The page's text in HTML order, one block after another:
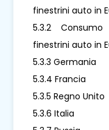
finestrini auto in
5.3.2
finestrini auto in
5.3.3 Germania
5.3.4 Francia
5.3.5 Regno Unito
5.3.6 Italia